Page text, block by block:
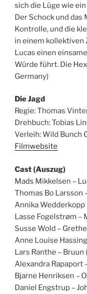
sich die Lüge wie
Der Schock und
Kontrolle, und die
in einem kollektiven
Lucas einen
Würde führt. Die
Germany)
Die Jagd
Regie: Thomas
Drehbuch: Tobias
Verleih: Wild Bunch
Filmwebsite
Cast (Auszug)
Mads Mikkelsen –
Thomas Bo Larsson
Annika Wedderkopp
Lasse Fogelstrøm –
Susse Wold –
Anne Louise
Lars Ranthe –
Alexandra Rapaport
Bjarne Henriksen –
Daniel Engstrup –